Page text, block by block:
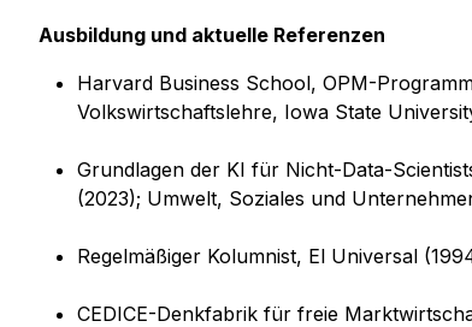
Ausbildung und aktuelle Referenzen
Harvard Business School, OPM-
Volkswirtschaftslehre, Iowa State
Grundlagen der KI für Nicht-Data-
(2023); Umwelt, Soziales und
Regelmäßiger Kolumnist, El Universal
CEDICE-Denkfabrik für freie